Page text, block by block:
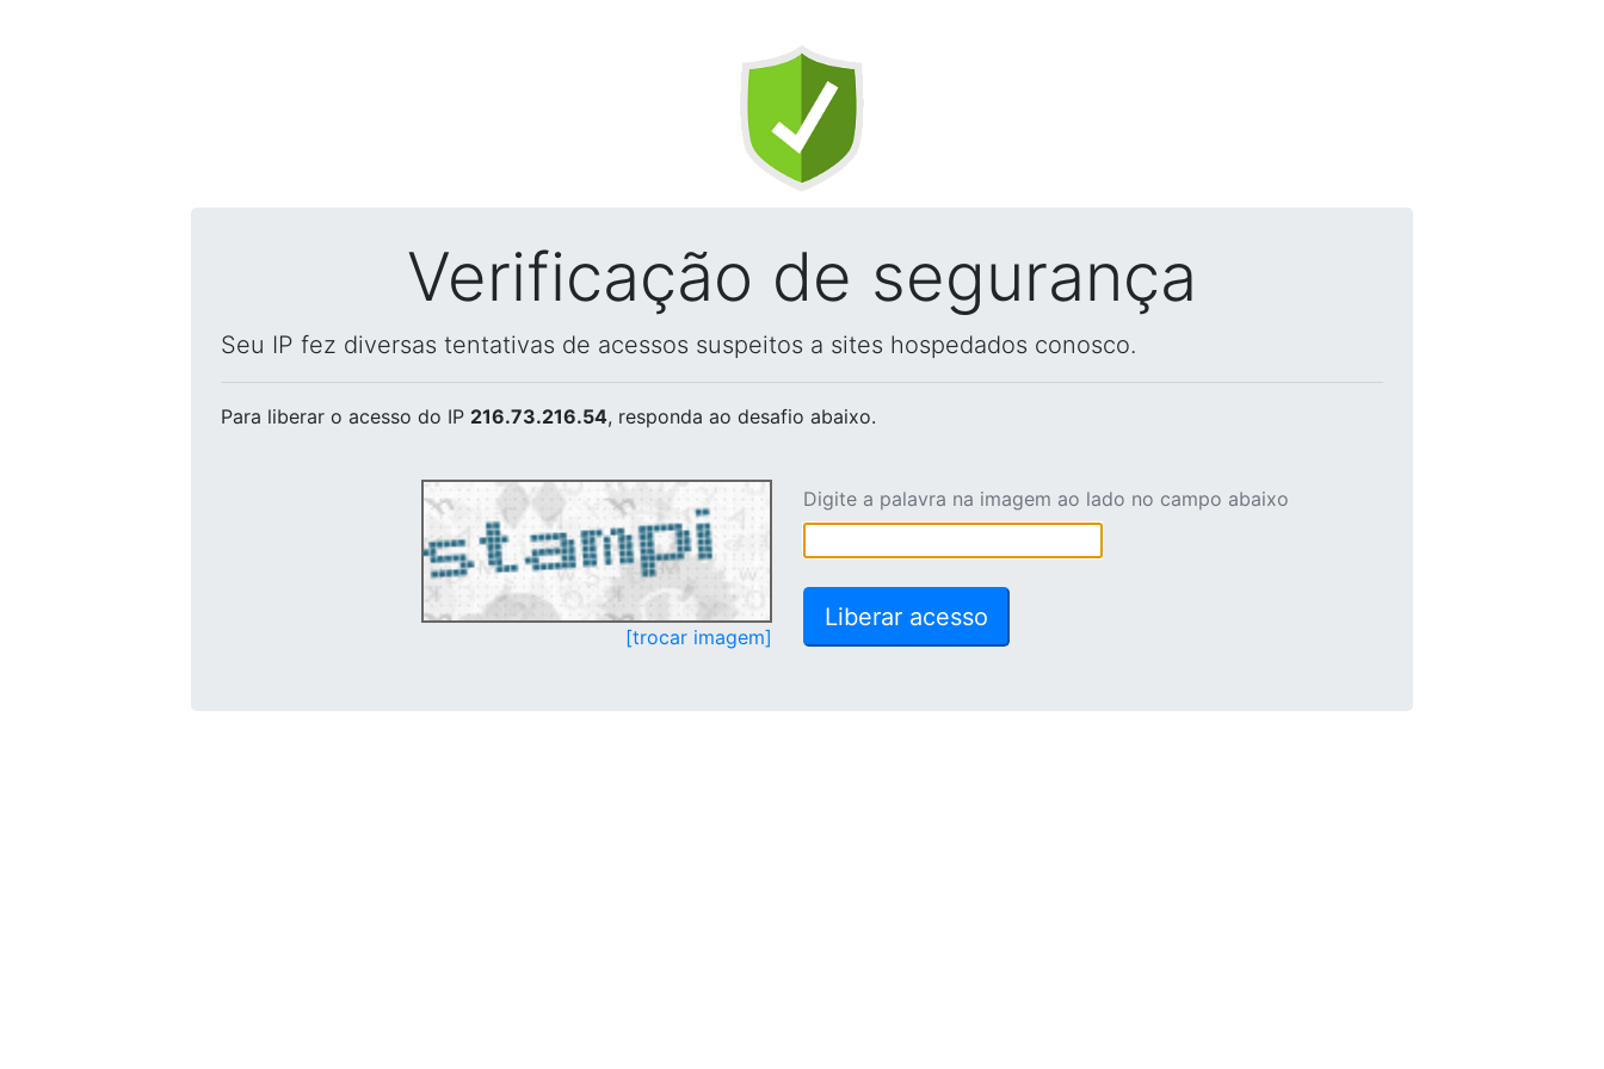
Verificação de segurança
Seu IP fez diversas tentativas de acessos suspeitos a sites hospedados conosco.
Para liberar o acesso do IP 216.73.216.54, responda ao desafio abaixo.
[trocar imagem]
Digite a palavra na imagem ao lado no campo abaixo